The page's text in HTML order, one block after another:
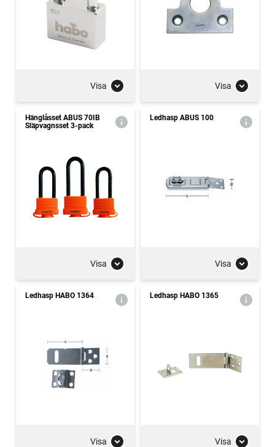
Visa Visa
Hänglåsset ABUS 70IB
Släpvagnsset 3-pack
Visa
Ledhasp ABUS 100
Visa
Ledhasp HABO 1364
Visa
Ledhasp HABO 1365
Visa